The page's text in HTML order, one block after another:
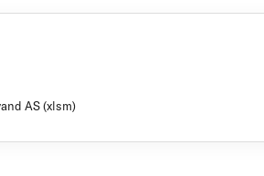
AS (xlsm)